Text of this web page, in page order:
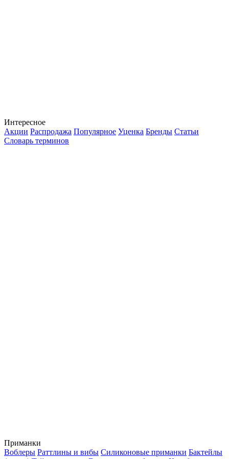
Интересное
Акции Распродажа Популярное Уценка Бренды Статьи
Словарь терминов
Приманки
Воблеры Раттлины и вибы Силиконовые приманки Бактейлы